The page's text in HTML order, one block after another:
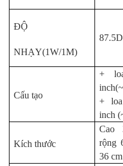
ĐỘ
NHẠY(1W/1M)
Cấu tạo
+
+
inch
Kích thước
Cao
rộng
36 cm